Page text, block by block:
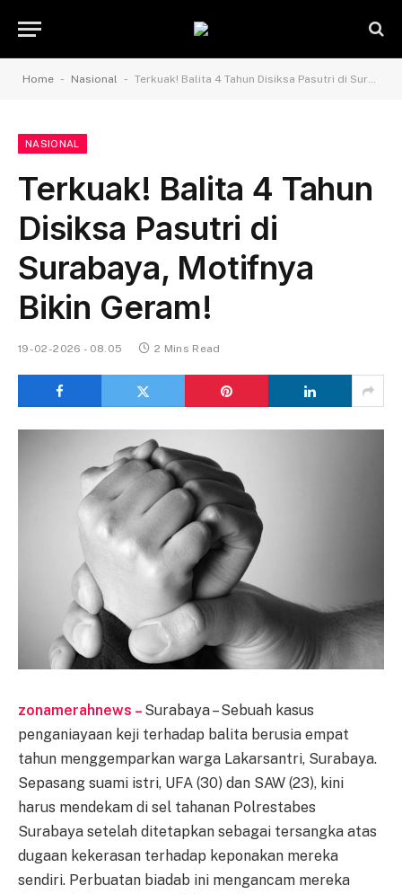
Home - Nasional - Terkuak! Balita 4 Tahun Disiksa Pasutri di Surabaya, Motifnya Bikin Geram!
NASIONAL
Terkuak! Balita 4 Tahun
Disiksa Pasutri di
Surabaya, Motifnya
Bikin Geram!
19-02-2026 - 08.05 2 Mins Read
zonamerahnews – Surabaya – Sebuah kasus
penganiayaan keji terhadap balita berusia empat
tahun menggemparkan warga Lakarsantri, Surabaya.
Sepasang suami istri, UFA (30) dan SAW (23), kini
harus mendekam di sel tahanan Polrestabes
Surabaya setelah ditetapkan sebagai tersangka atas
dugaan kekerasan terhadap keponakan mereka
sendiri. Perbuatan biadab ini mengancam mereka